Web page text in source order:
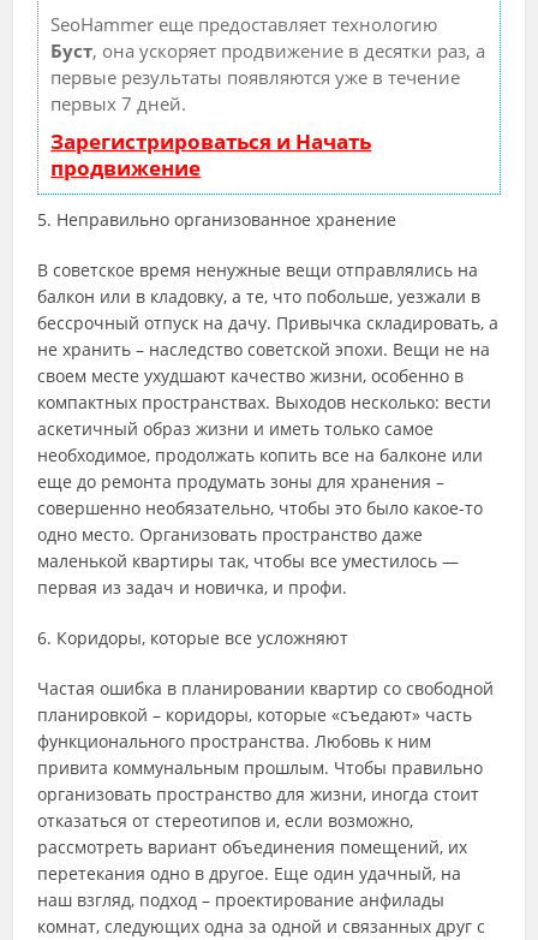
SeoHammer еще предоставляет технологию
Буст, она ускоряет продвижение в десятки раз, а
первые результаты появляются уже в течение
первых 7 дней.
Зарегистрироваться и Начать
продвижение
5. Неправильно организованное хранение
В советское время ненужные вещи отправлялись на
балкон или в кладовку, а те, что побольше, уезжали в
бессрочный отпуск на дачу. Привычка складировать, а
не хранить – наследство советской эпохи. Вещи не на
своем месте ухудшают качество жизни, особенно в
компактных пространствах. Выходов несколько: вести
аскетичный образ жизни и иметь только самое
необходимое, продолжать копить все на балконе или
еще до ремонта продумать зоны для хранения –
совершенно необязательно, чтобы это было какое-то
одно место. Организовать пространство даже
маленькой квартиры так, чтобы все уместилось —
первая из задач и новичка, и профи.
6. Коридоры, которые все усложняют
Частая ошибка в планировании квартир со свободной
планировкой – коридоры, которые «съедают» часть
функционального пространства. Любовь к ним
привита коммунальным прошлым. Чтобы правильно
организовать пространство для жизни, иногда стоит
отказаться от стереотипов и, если возможно,
рассмотреть вариант объединения помещений, их
перетекания одно в другое. Еще один удачный, на
наш взгляд, подход – проектирование анфилады
комнат, следующих одна за одной и связанных друг с